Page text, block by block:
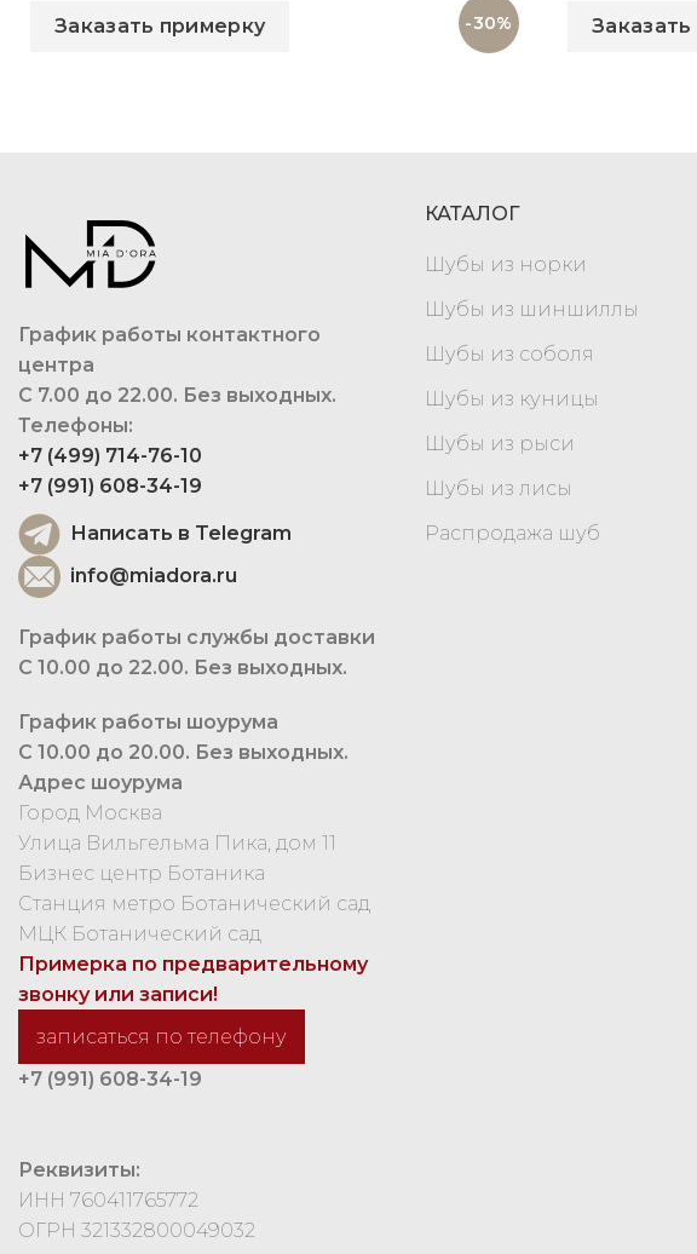
-30%
Заказать примерку
График работы контактного
центра
С 7.00 до 22.00. Без выходных.
Телефоны:
+7 (499) 714-76-10
+7 (991) 608-34-19
Написать в Telegram
info@miadora.ru
График работы службы доставки
С 10.00 до 22.00. Без выходных.
График работы шоурума
С 10.00 до 20.00. Без выходных.
Адрес шоурума
Город Москва
Улица Вильгельма Пика, дом 11
Бизнес центр Ботаника
Станция метро Ботанический сад
МЦК Ботанический сад
Примерка по предварительному
звонку или записи!
записаться по телефону
+7 (991) 608-34-19
Реквизиты:
ИНН 760411765772
ОГРН 321332800049032
КАТАЛОГ
Шубы из норки
Шубы из шиншиллы
Шубы из соболя
Шубы из куницы
Шубы из рыси
Шубы из лисы
Распродажа шуб